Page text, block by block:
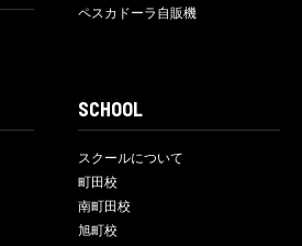
ペスカドーラ自販機
SCHOOL
スクールについて
町田校
南町田校
旭町校